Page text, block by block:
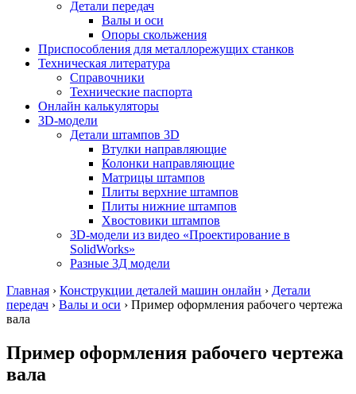
Детали передач
Валы и оси
Опоры скольжения
Приспособления для металлорежущих станков
Техническая литература
Справочники
Технические паспорта
Онлайн калькуляторы
3D-модели
Детали штампов 3D
Втулки направляющие
Колонки направляющие
Матрицы штампов
Плиты верхние штампов
Плиты нижние штампов
Хвостовики штампов
3D-модели из видео «Проектирование в
SolidWorks»
Разные 3Д модели
Главная › Конструкции деталей машин онлайн › Детали
передач › Валы и оси › Пример оформления рабочего чертежа
вала
Пример оформления рабочего чертежа
вала